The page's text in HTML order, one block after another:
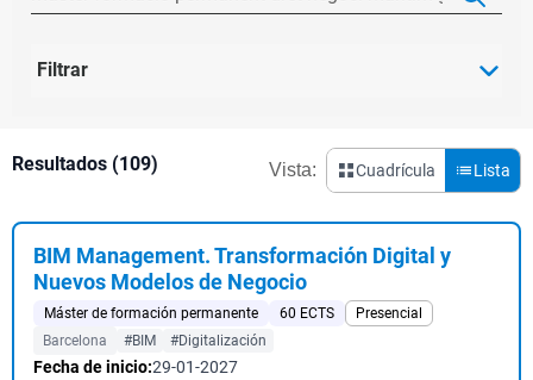
Filtrar
Resultados (109) Vista: Cuadrícula Lista
BIM Management. Transformación Digital y
Nuevos Modelos de Negocio
Máster de formación permanente 60 ECTS
Presencial
Barcelona
#BIM #Digitalización
Fecha de inicio:29-01-2027